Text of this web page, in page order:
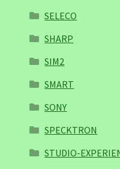
SELECO
SHARP
SIM2
SMART
SONY
SPECKTRON
STUDIO-